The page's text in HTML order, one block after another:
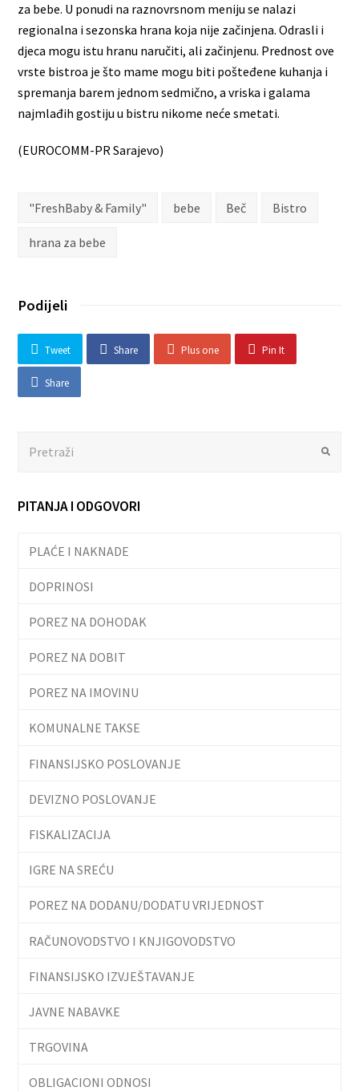
za bebe. U ponudi na raznovrsnom meniju se nalazi
regionalna i sezonska hrana koja nije začinjena. Odrasli i
djeca mogu istu hranu naručiti, ali začinjenu. Prednost ove
vrste bistroa je što mame mogu biti pošteđene kuhanja i
spremanja barem jednom sedmično, a vriska i galama
najmlađih gostiju u bistru nikome neće smetati.
(EUROCOMM-PR Sarajevo)
"FreshBaby & Family" bebe Beč Bistro
hrana za bebe
Podijeli
Tweet Share Plus one Pin It
Share
Submit
PITANJA I ODGOVORI
PLAĆE I NAKNADE
DOPRINOSI
POREZ NA DOHODAK
POREZ NA DOBIT
POREZ NA IMOVINU
KOMUNALNE TAKSE
FINANSIJSKO POSLOVANJE
DEVIZNO POSLOVANJE
FISKALIZACIJA
IGRE NA SREĆU
POREZ NA DODANU/DODATU VRIJEDNOST
RAČUNOVODSTVO I KNJIGOVODSTVO
FINANSIJSKO IZVJEŠTAVANJE
JAVNE NABAVKE
TRGOVINA
OBLIGACIONI ODNOSI